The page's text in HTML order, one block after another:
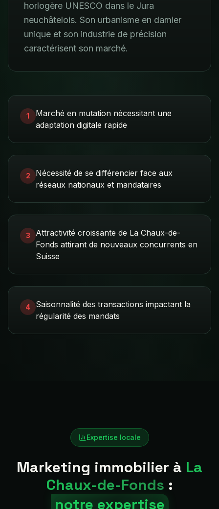
horlogère UNESCO dans le Jura
neuchâtelois. Son urbanisme en damier
unique et son industrie de précision
caractérisent son marché.
1
Marché en mutation nécessitant une
adaptation digitale rapide
2
Nécessité de se différencier face aux
réseaux nationaux et mandataires
3
Attractivité croissante de La Chaux-de-
Fonds attirant de nouveaux concurrents en
Suisse
4
Saisonnalité des transactions impactant la
régularité des mandats
Expertise locale
Marketing immobilier à La
Chaux-de-Fonds :
notre expertise